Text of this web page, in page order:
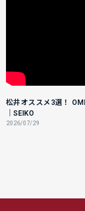
松井オススメ3選！
｜SEIKO
2026/07/29